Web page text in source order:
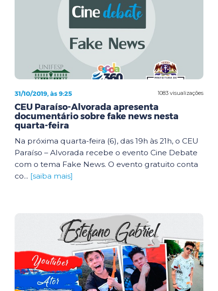
1083 visualizações
31/10/2019, às 9:25
CEU Paraíso-Alvorada apresenta
documentário sobre fake news nesta
quarta-feira
Na próxima quarta-feira (6), das 19h às 21h, o CEU
Paraíso – Alvorada recebe o evento Cine Debate
com o tema Fake News. O evento gratuito conta
co... [saiba mais]